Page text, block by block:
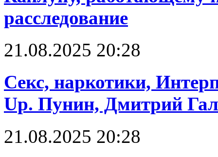
расследование
21.08.2025 20:28
Cекс, наркотики,
Up. Пунин, Дмитрий
21.08.2025 20:28